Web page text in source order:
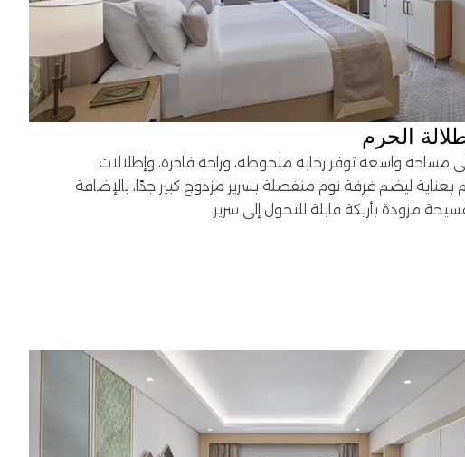
الحرم
مساحة واسعة توفر رحابة ملحوظة، وراحة فاخرة، وإطلالات
ليضم غرفة نوم منفصلة بسرير مزدوج كبير جدًا، بالإضافة
مزودة بأريكة قابلة للتحول إلى سرير.